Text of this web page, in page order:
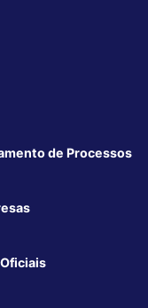
de Processos